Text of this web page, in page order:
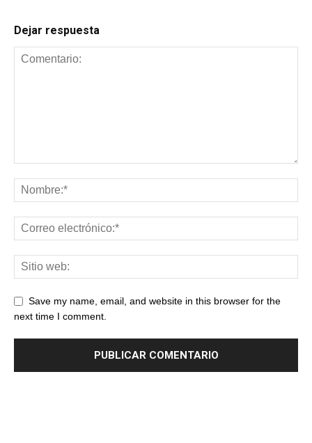
Dejar respuesta
Save my name, email, and website in this browser for the
next time I comment.